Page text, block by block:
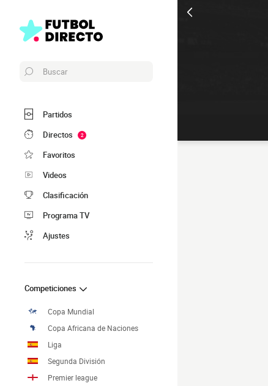
Buscar
Partidos
Directos
2
Favoritos
Videos
Clasificación
Programa TV
Ajustes
Competiciones
Copa Mundial
Copa Africana de Naciones
Liga
Segunda División
Premier league